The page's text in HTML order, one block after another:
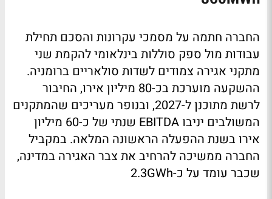
החברה חתמה על מסמכי עקרונות והסכם תחילת
עבודות מול ספק סוללות בינלאומי להקמת שני
מתקני אגירה צמודים לשדות סולאריים ברומניה.
ההשקעה מוערכת בכ-80 מיליון אירו, החיבור
לרשת מתוכנן ל-2027, ובנופר מעריכים שהמתקנים
המשולבים יניבו EBITDA שנתי של כ-60 מיליון
אירו בשנת ההפעלה הראשונה המלאה. במקביל
החברה ממשיכה להרחיב את צבר האגירה במדינה,
שכבר עומד על כ-2.3GWh